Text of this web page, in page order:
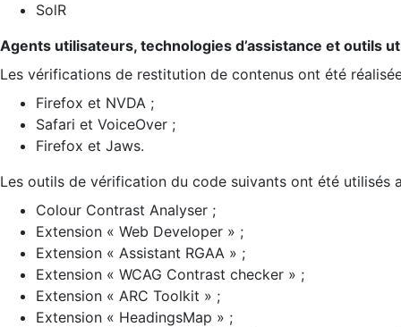
SolR
Agents utilisateurs, technologies d’assistance et outils
Les vérifications de restitution de contenus ont été
Firefox et NVDA ;
Safari et VoiceOver ;
Firefox et Jaws.
Les outils de vérification du code suivants ont été utilisés
Colour Contrast Analyser ;
Extension « Web Developer » ;
Extension « Assistant RGAA » ;
Extension « WCAG Contrast checker » ;
Extension « ARC Toolkit » ;
Extension « HeadingsMap » ;